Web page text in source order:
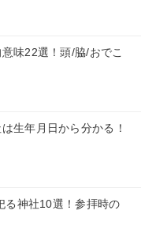
味22選！頭/脇/おでこ
生年月日から分かる！
る神社10選！参拝時の